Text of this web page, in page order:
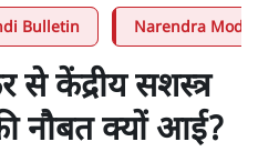
Bulletin Narendra Modi
से केंद्रीय सशस्त्र
नौबत क्यों आई?